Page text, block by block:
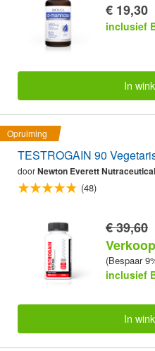
€ 19,30
inclusief
In
Opruiming
TESTROGAIN 90
doorNewton Everett
(48)
€ 39,60
(Bespaar
inclusief
In